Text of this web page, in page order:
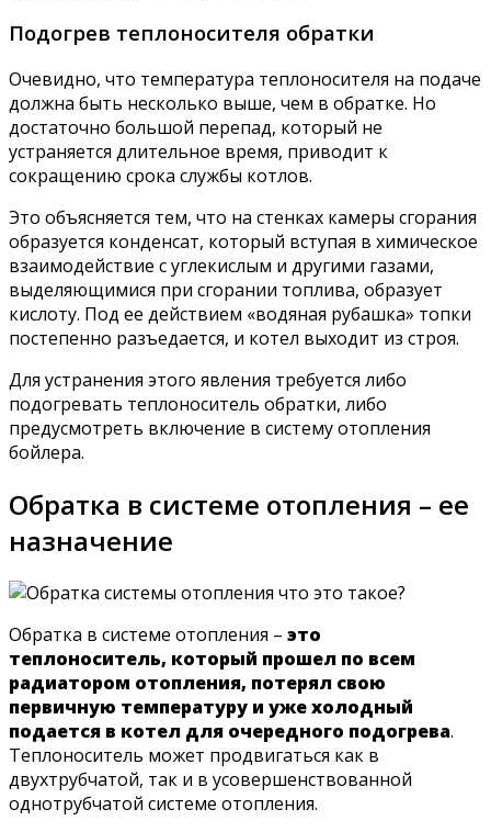
Подогрев теплоносителя обратки
Очевидно, что температура теплоносителя на подаче
должна быть несколько выше, чем в обратке. Но
достаточно большой перепад, который не
устраняется длительное время, приводит к
сокращению срока службы котлов.
Это объясняется тем, что на стенках камеры сгорания
образуется конденсат, который вступая в химическое
взаимодействие с углекислым и другими газами,
выделяющимися при сгорании топлива, образует
кислоту. Под ее действием «водяная рубашка» топки
постепенно разъедается, и котел выходит из строя.
Для устранения этого явления требуется либо
подогревать теплоноситель обратки, либо
предусмотреть включение в систему отопления
бойлера.
Обратка в системе отопления – ее
назначение
Обратка в системе отопления – это
теплоноситель, который прошел по всем
радиатором отопления, потерял свою
первичную температуру и уже холодный
подается в котел для очередного подогрева.
Теплоноситель может продвигаться как в
двухтрубчатой, так и в усовершенствованной
однотрубчатой системе отопления.